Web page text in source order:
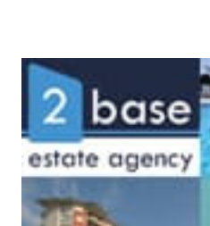
her sammenhæng er først og
skal betales af den tinglyste
nemlig variere rigtigt meget.
værdi jo korrespondere til den
dog sjældent, og uden at
at kutymen er at tinglyse under